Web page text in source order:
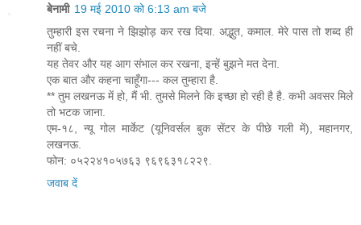
बेनामी 19 मई 2010 को 6:13 am बजे
तुम्हारी इस रचना ने झिझोड़ कर रख दिया. अद्भुत, कमाल. मेरे पास तो शब्द ही
नहीं बचे.
यह तेवर और यह आग संभाल कर रखना, इन्हें बुझने मत देना.
एक बात और कहना चाहूँगा--- कल तुम्हारा है.
** तुम लखनऊ में हो, मैं भी. तुमसे मिलने कि इच्छा हो रही है है. कभी अवसर मिले
तो भटक जाना.
एम-१८, न्यू गोल मार्केट (यूनिवर्सल बुक सेंटर के पीछे गली में), महानगर,
लखनऊ.
फोन: ०५२२४१०५७६३ ९६९६३१८२२९.
जवाब दें